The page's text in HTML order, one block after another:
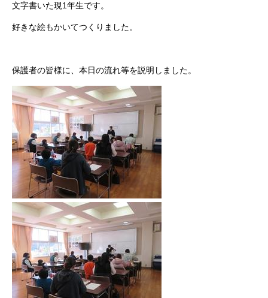
文字書いた現1年生です。
好きな絵もかいてつくりました。
保護者の皆様に、本日の流れ等を説明しました。